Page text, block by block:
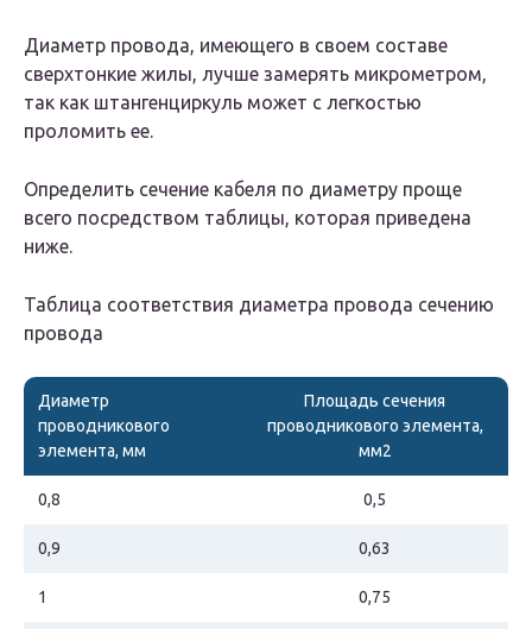
Диаметр провода, имеющего в своем составе
сверхтонкие жилы, лучше замерять микрометром,
так как штангенциркуль может с легкостью
проломить ее.
Определить сечение кабеля по диаметру проще
всего посредством таблицы, которая приведена
ниже.
Таблица соответствия диаметра провода сечению
провода
Диаметр
проводникового
элемента, мм
Площадь сечения
проводникового элемента,
мм2
0,8 0,5
0,9 0,63
1 0,75